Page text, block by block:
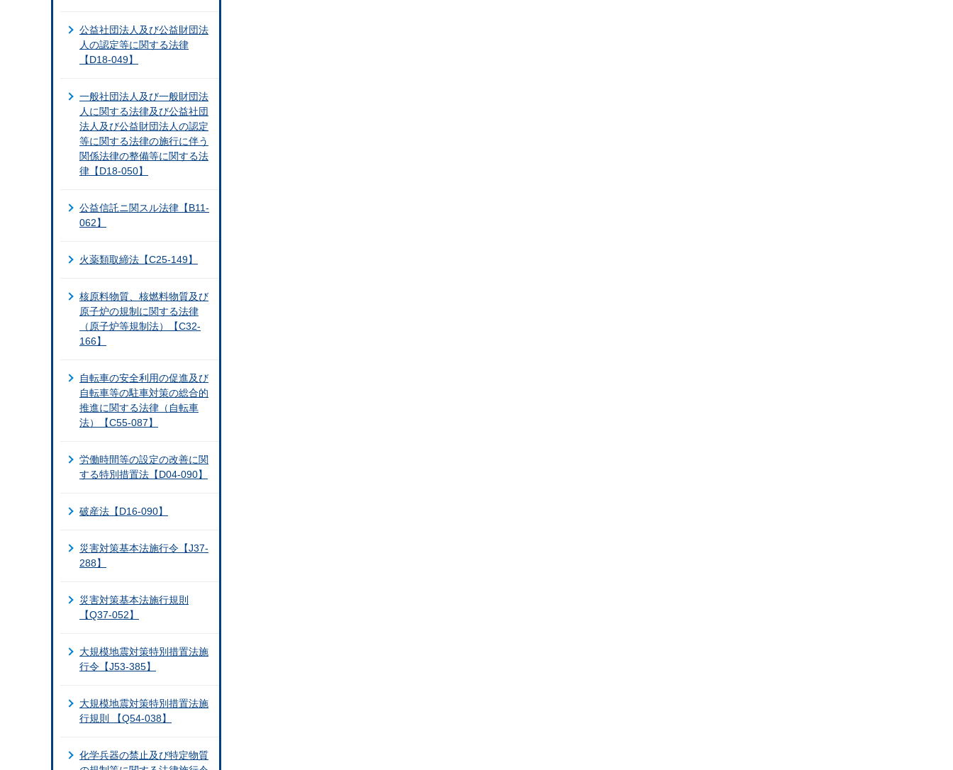
公益社団法人及び公益財団法
人の認定等に関する法律
【D18-049】
一般社団法人及び一般財団法
人に関する法律及び公益社団
法人及び公益財団法人の認定
等に関する法律の施行に伴う
関係法律の整備等に関する法
律【D18-050】
公益信託ニ関スル法律【B11-
062】
火薬類取締法【C25-149】
核原料物質、核燃料物質及び
原子炉の規制に関する法律
（原子炉等規制法）【C32-
166】
自転車の安全利用の促進及び
自転車等の駐車対策の総合的
推進に関する法律（自転車
法）【C55-087】
労働時間等の設定の改善に関
する特別措置法【D04-090】
破産法【D16-090】
災害対策基本法施行令【J37-
288】
災害対策基本法施行規則
【Q37-052】
大規模地震対策特別措置法施
行令【J53-385】
大規模地震対策特別措置法施
行規則 【Q54-038】
化学兵器の禁止及び特定物質